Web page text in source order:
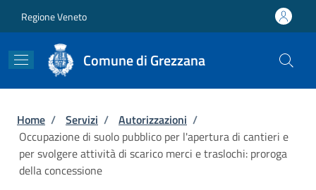
Regione Veneto
Comune di Grezzana
Briciole di pane
Home / Servizi / Autorizzazioni /
Occupazione di suolo pubblico per l'apertura di cantieri e
per svolgere attività di scarico merci e traslochi: proroga
della concessione